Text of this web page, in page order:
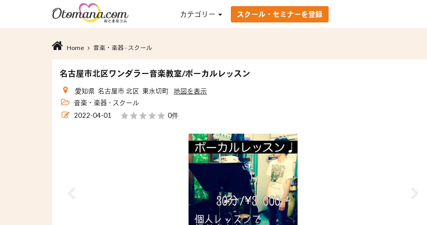
カテゴリー スクール・セミナーを登録
Home 音楽・楽器 - スクール
名古屋市北区ワンダラー音楽教室/ボーカルレッスン
愛知県 名古屋市 北区 東水切町
地図を表示
音楽・楽器 - スクール
2022-04-01
0件